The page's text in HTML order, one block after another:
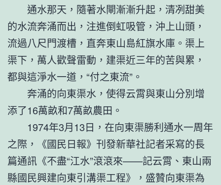
通水那天，隨著水閘漸漸升起，清冽甜美
的水流奔涌而出，注進倒虹吸管，沖上山頭，
流過八尺門渡槽，直奔東山島紅旗水庫。渠上
渠下，萬人歡聲雷動，建渠近三年的苦與累，
都與這淨水一道，“付之東流”。
奔涌的向東渠水，使得云霄與東山分別增
添了16萬畝和7萬畝農田。
1974年3月13日，在向東渠勝利通水一周年
之際，《國民日報》刊發新華社記者采寫的長
篇通訊《不盡“江水”滾滾來——記云霄、東山兩
縣國民興建向東引溝渠工程》，盛贊向東渠為